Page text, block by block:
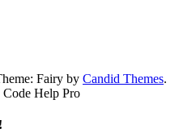
Fairy by Candid Themes.